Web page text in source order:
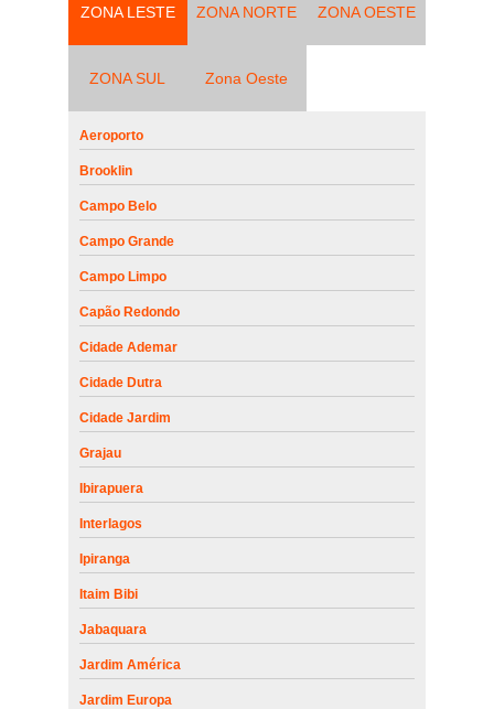
ZONA LESTE ZONA NORTE ZONA OESTE
ZONA SUL Zona Oeste
Aeroporto
Brooklin
Campo Belo
Campo Grande
Campo Limpo
Capão Redondo
Cidade Ademar
Cidade Dutra
Cidade Jardim
Grajau
Ibirapuera
Interlagos
Ipiranga
Itaim Bibi
Jabaquara
Jardim América
Jardim Europa